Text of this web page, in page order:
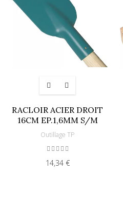
RACLOIR ACIER DROIT
16CM EP.1,6MM S/M
Outillage TP
14,34 €